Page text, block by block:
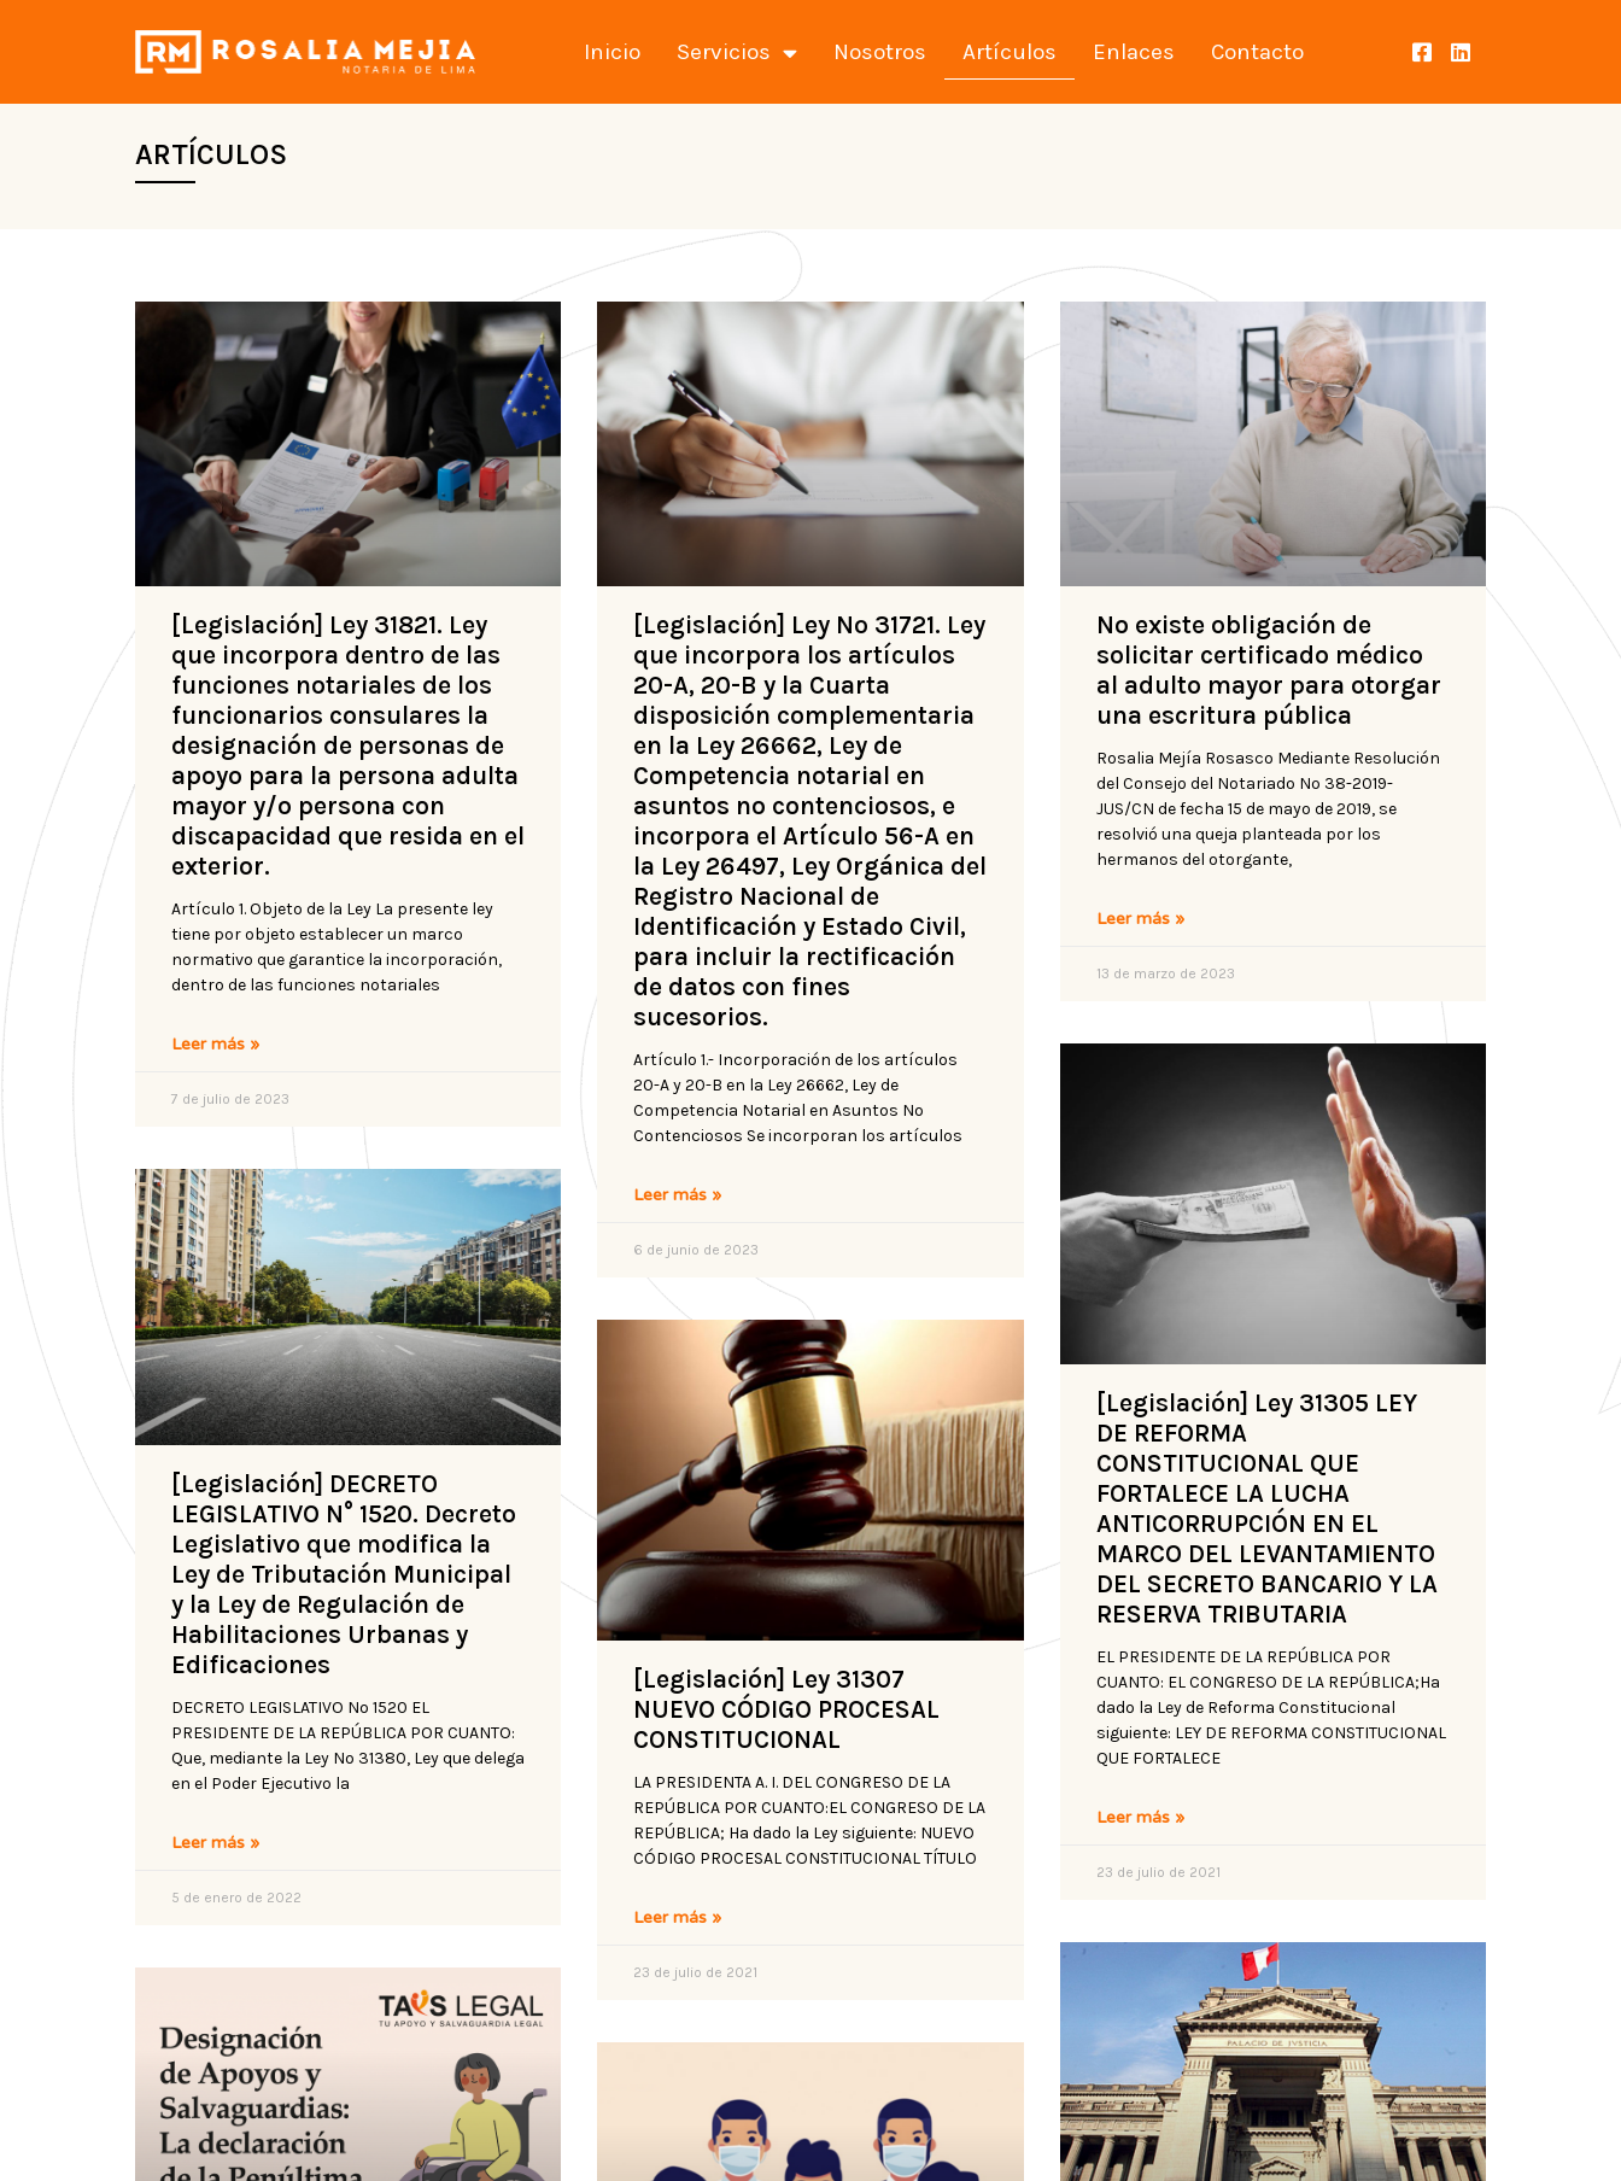
Inicio Servicios Nosotros Artículos Enlaces Contacto
ARTÍCULOS
[Legislación] Ley 31821. Ley
que incorpora dentro de las
funciones notariales de los
funcionarios consulares la
designación de personas de
apoyo para la persona adulta
mayor y/o persona con
discapacidad que resida en el
exterior.
Artículo 1. Objeto de la Ley La presente ley
tiene por objeto establecer un marco
normativo que garantice la incorporación,
dentro de las funciones notariales
Leer más »
7 de julio de 2023
[Legislación] Ley Nº 31721. Ley
que incorpora los artículos
20-A, 20-B y la Cuarta
disposición complementaria
en la Ley 26662, Ley de
Competencia notarial en
asuntos no contenciosos, e
incorpora el Artículo 56-A en
la Ley 26497, Ley Orgánica del
Registro Nacional de
Identificación y Estado Civil,
para incluir la rectificación
de datos con fines
sucesorios.
Artículo 1.- Incorporación de los artículos
20-A y 20-B en la Ley 26662, Ley de
Competencia Notarial en Asuntos No
Contenciosos Se incorporan los artículos
Leer más »
6 de junio de 2023
No existe obligación de
solicitar certificado médico
al adulto mayor para otorgar
una escritura pública
Rosalia Mejía Rosasco Mediante Resolución
del Consejo del Notariado Nº 38-2019-
JUS/CN de fecha 15 de mayo de 2019, se
resolvió una queja planteada por los
hermanos del otorgante,
Leer más »
13 de marzo de 2023
[Legislación] DECRETO
LEGISLATIVO N° 1520. Decreto
Legislativo que modifica la
Ley de Tributación Municipal
y la Ley de Regulación de
Habilitaciones Urbanas y
Edificaciones
DECRETO LEGISLATIVO No 1520 EL
PRESIDENTE DE LA REPÚBLICA POR CUANTO:
Que, mediante la Ley No 31380, Ley que delega
en el Poder Ejecutivo la
Leer más »
5 de enero de 2022
[Legislación] Ley 31307
NUEVO CÓDIGO PROCESAL
CONSTITUCIONAL
LA PRESIDENTA A. I. DEL CONGRESO DE LA
REPÚBLICA POR CUANTO:EL CONGRESO DE LA
REPÚBLICA; Ha dado la Ley siguiente: NUEVO
CÓDIGO PROCESAL CONSTITUCIONAL TÍTULO
Leer más »
23 de julio de 2021
[Legislación] Ley 31305 LEY
DE REFORMA
CONSTITUCIONAL QUE
FORTALECE LA LUCHA
ANTICORRUPCIÓN EN EL
MARCO DEL LEVANTAMIENTO
DEL SECRETO BANCARIO Y LA
RESERVA TRIBUTARIA
EL PRESIDENTE DE LA REPÚBLICA POR
CUANTO: EL CONGRESO DE LA REPÚBLICA;Ha
dado la Ley de Reforma Constitucional
siguiente: LEY DE REFORMA CONSTITUCIONAL
QUE FORTALECE
Leer más »
23 de julio de 2021